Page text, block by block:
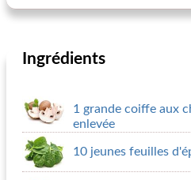
Ingrédients
1 grande coiffe aux
enlevée
10 jeunes feuilles